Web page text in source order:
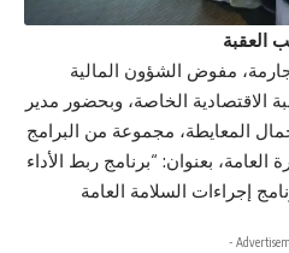
العقبة
مفوض الشؤون المالية
الاقتصادية الخاصة، وبحضور مدير
المعايطة، مجموعة من البرامج
العامة، بعنوان: “برنامج ربط الأداء
إجراءات السلامة العامة